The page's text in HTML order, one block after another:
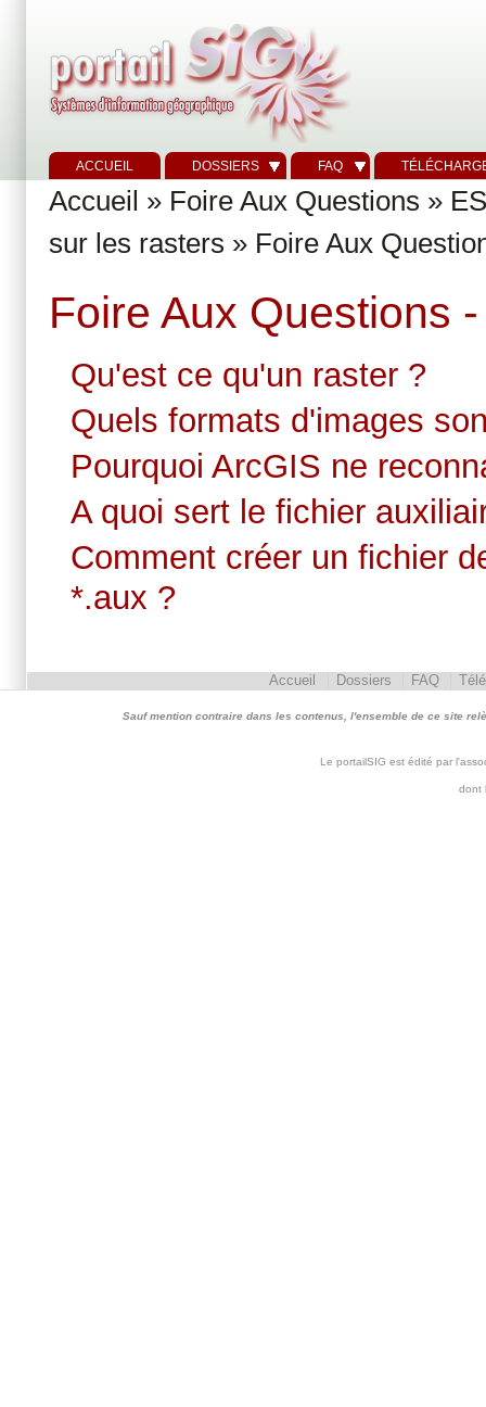
ACCUEIL DOSSIERS FAQ
Accueil » Foire Aux Questions »
sur les rasters » Foire Aux
Foire Aux Questions
Qu'est ce qu'un raster ?
Quels formats d'images
Pourquoi ArcGIS ne
A quoi sert le fichier
Comment créer un fichier
*.aux ?
Accueil Dossiers FAQ
Sauf mention contraire dans les contenus, l'ensemble de ce site
Le portailSIG est édité par
dont